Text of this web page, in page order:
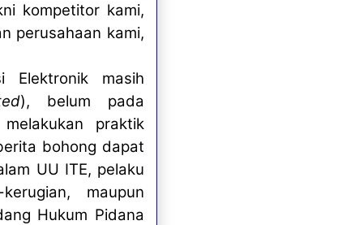
kompetitor kami,
perusahaan kami,
Elektronik masih
), belum pada
praktik
bohong dapat
UU ITE, pelaku
maupun
Hukum Pidana